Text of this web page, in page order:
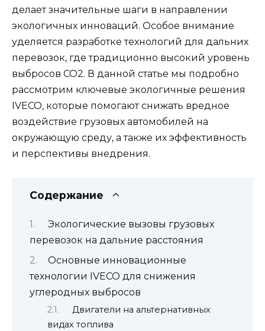
делает значительные шаги в направлении
экологичных инноваций. Особое внимание
уделяется разработке технологий для дальних
перевозок, где традиционно высокий уровень
выбросов CO2. В данной статье мы подробно
рассмотрим ключевые экологичные решения
IVECO, которые помогают снижать вредное
воздействие грузовых автомобилей на
окружающую среду, а также их эффективность
и перспективы внедрения.
Содержание
Экологические вызовы грузовых
перевозок на дальние расстояния
Основные инновационные
технологии IVECO для снижения
углеродных выбросов
Двигатели на альтернативных
видах топлива